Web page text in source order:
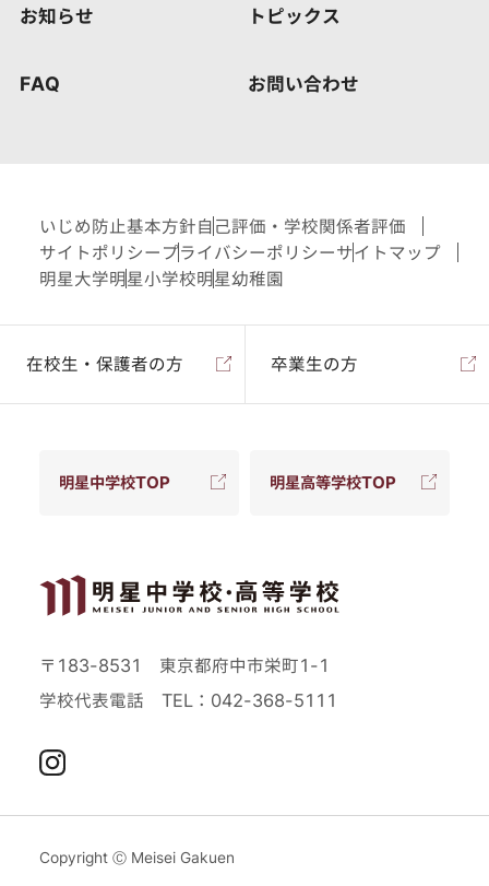
お知らせ トピックス
FAQ お問い合わせ
いじめ防止基本方針自己評価・学校関係者評価
サイトポリシー プライバシーポリシーサイトマップ
明星大学明星小学校明星幼稚園
在校生・保護者の方 卒業生の方
明星中学校TOP 明星高等学校TOP
〒183-8531 東京都府中市栄町1-1
学校代表電話 TEL：042-368-5111
Instagram
Copyright Ⓒ Meisei Gakuen